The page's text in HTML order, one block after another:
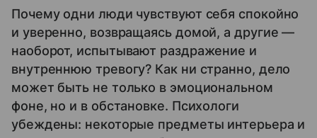
Почему одни люди чувствуют себя спокойно
и уверенно, возвращаясь домой, а другие —
наоборот, испытывают раздражение и
внутреннюю тревогу? Как ни странно, дело
может быть не только в эмоциональном
фоне, но и в обстановке. Психологи
убеждены: некоторые предметы интерьера и